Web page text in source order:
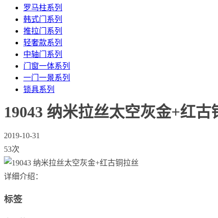
罗马柱系列
韩式门系列
推拉门系列
轻奢款系列
中轴门系列
门窗一体系列
一门一景系列
锁具系列
19043 纳米拉丝太空灰金+红古
2019-10-31
53次
详细介绍：
标签